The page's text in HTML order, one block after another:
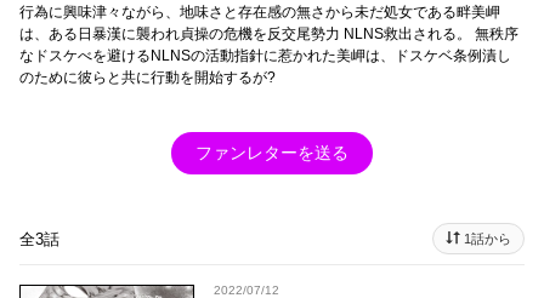
行為に興味津々ながら、地味さと存在感の無さから未だ処女である畔美岬
は、ある日暴漢に襲われ貞操の危機を反交尾勢力 NLNS救出される。 無秩序
なドスケべを避けるNLNSの活動指針に惹かれた美岬は、ドスケベ条例漬し
のために彼らと共に行動を開始するが?
ファンレターを送る
全3話 1話から
2022/07/12